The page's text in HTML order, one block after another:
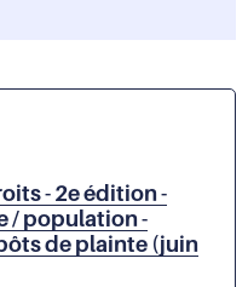
- 2e édition -
/ population -
de plainte (juin